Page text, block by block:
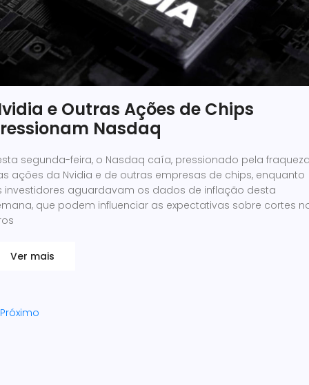
e Outras Ações de Chips
Nasdaq
segunda-feira, o Nasdaq caía, pressionado pela
ações da Nvidia e de outras empresas de chips, enquanto
investidores aguardavam os dados de inflação desta
que podem influenciar as expectativas sobre cortes
Ver mais
Próximo